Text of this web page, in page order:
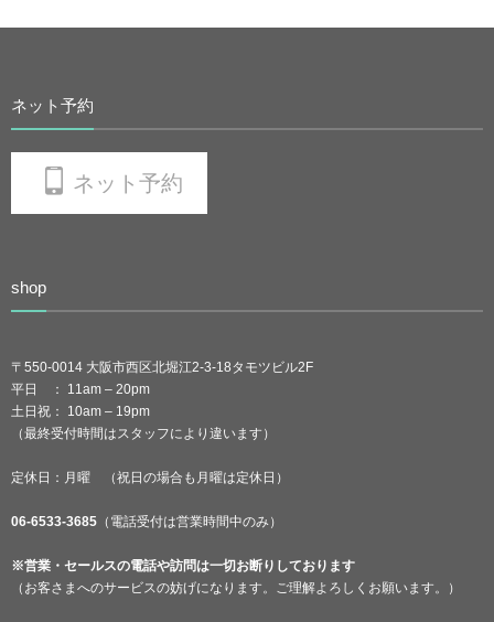
ネット予約
ネット予約
shop
〒550-0014 大阪市西区北堀江2-3-18タモツビル2F
平日 ： 11am – 20pm
土日祝： 10am – 19pm
（最終受付時間はスタッフにより違います）
定休日：月曜 （祝日の場合も月曜は定休日）
06-6533-3685 （電話受付は営業時間中のみ）
※営業・セールスの電話や訪問は一切お断りしております
（お客さまへのサービスの妨げになります。ご理解よろしくお願います。）